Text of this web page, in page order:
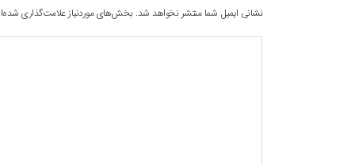
نشانی ایمیل شما منتشر نخواهد شد. بخش‌های موردنیاز علامت‌گذاری